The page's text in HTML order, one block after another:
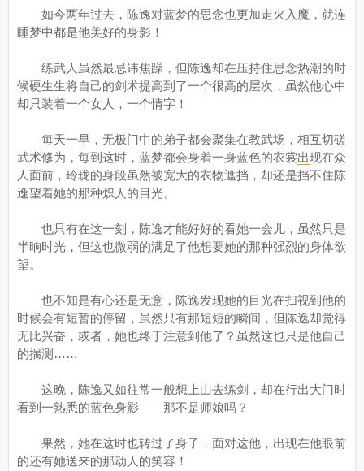
如今两年过去，陈逸对蓝梦的思念也更加走火入魔，就连
睡梦中都是他美好的身影！
练武人虽然最忌讳焦躁，但陈逸却在压持住思念热潮的时
候硬生生将自己的剑术提高到了一个很高的层次，虽然他心中
却只装着一个女人，一个情字！
每天一早，无极门中的弟子都会聚集在教武场，相互切磋
武术修为，每到这时，蓝梦都会身着一身蓝色的衣裳出现在众
人面前，玲珑的身段虽然被宽大的衣物遮挡，却还是挡不住陈
逸望着她的那种炽人的目光。
也只有在这一刻，陈逸才能好好的看她一会儿，虽然只是
半晌时光，但这也微弱的满足了他想要她的那种强烈的身体欲
望。
也不知是有心还是无意，陈逸发现她的目光在扫视到他的
时候会有短暂的停留，虽然只有那短短的瞬间，但陈逸却觉得
无比兴奋，或者，她也终于注意到他了？虽然这也只是他自己
的揣测……
这晚，陈逸又如往常一般想上山去练剑，却在行出大门时
看到一熟悉的蓝色身影——那不是师娘吗？
果然，她在这时也转过了身子，面对这他，出现在他眼前
的还有她送来的那动人的笑容！